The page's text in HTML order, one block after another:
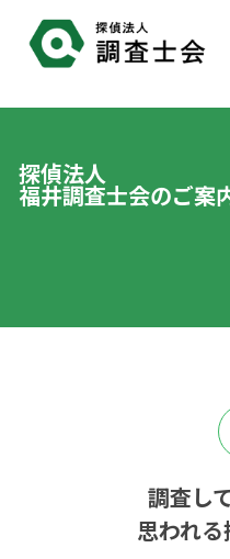
探偵法人
福井調査士会のご案
調査し
思われ